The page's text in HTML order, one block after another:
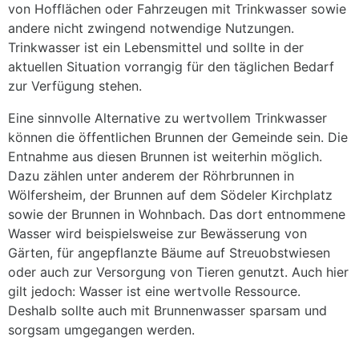
von Hofflächen oder Fahrzeugen mit Trinkwasser sowie
andere nicht zwingend notwendige Nutzungen.
Trinkwasser ist ein Lebensmittel und sollte in der
aktuellen Situation vorrangig für den täglichen Bedarf
zur Verfügung stehen.
Eine sinnvolle Alternative zu wertvollem Trinkwasser
können die öffentlichen Brunnen der Gemeinde sein. Die
Entnahme aus diesen Brunnen ist weiterhin möglich.
Dazu zählen unter anderem der Röhrbrunnen in
Wölfersheim, der Brunnen auf dem Södeler Kirchplatz
sowie der Brunnen in Wohnbach. Das dort entnommene
Wasser wird beispielsweise zur Bewässerung von
Gärten, für angepflanzte Bäume auf Streuobstwiesen
oder auch zur Versorgung von Tieren genutzt. Auch hier
gilt jedoch: Wasser ist eine wertvolle Ressource.
Deshalb sollte auch mit Brunnenwasser sparsam und
sorgsam umgegangen werden.